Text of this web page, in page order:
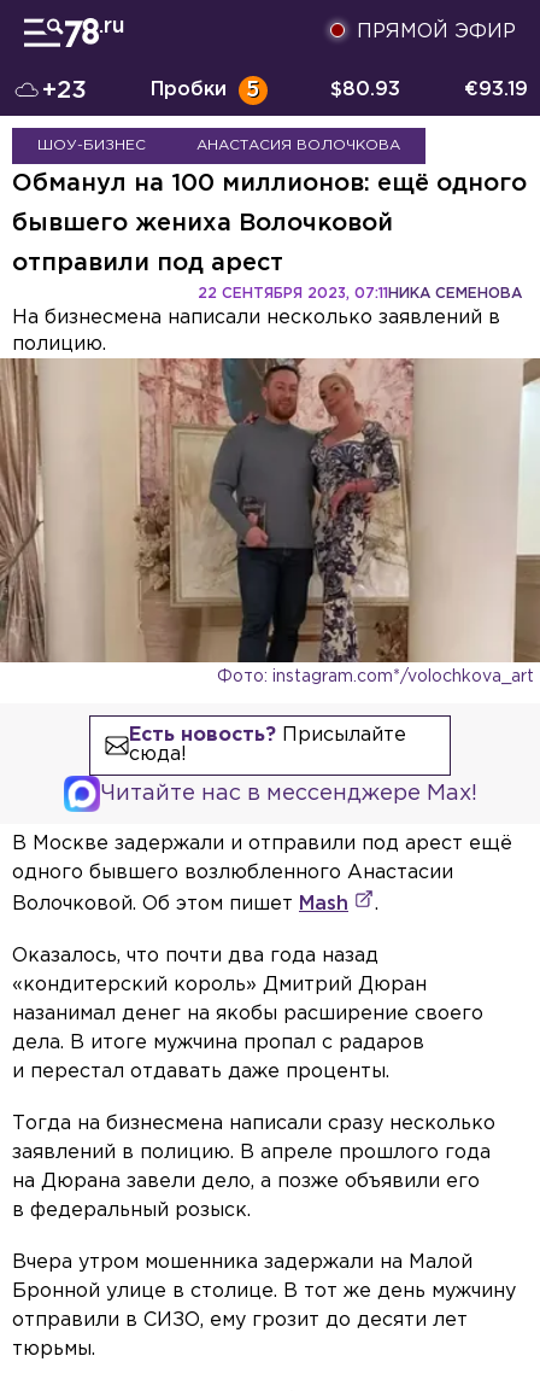
ПРЯМОЙ ЭФИР
+23 Пробки 5 $80.93 €93.19
ШОУ-БИЗНЕС АНАСТАСИЯ ВОЛОЧКОВА
Обманул на 100 миллионов: ещё одного
бывшего жениха Волочковой
отправили под арест
НИКА СЕМЕНОВА
22 СЕНТЯБРЯ 2023, 07:11
На бизнесмена написали несколько заявлений в
полицию.
Фото: instagram.com*/volochkova_art
Есть новость?Присылайте
сюда!
Читайте нас в мессенджере Max!
В Москве задержали и отправили под арест ещё
одного бывшего возлюбленного Анастасии
Волочковой. Об этом пишет Mash .
Оказалось, что почти два года назад
«кондитерский король» Дмитрий Дюран
назанимал денег на якобы расширение своего
дела. В итоге мужчина пропал с радаров
и перестал отдавать даже проценты.
Тогда на бизнесмена написали сразу несколько
заявлений в полицию. В апреле прошлого года
на Дюрана завели дело, а позже объявили его
в федеральный розыск.
Вчера утром мошенника задержали на Малой
Бронной улице в столице. В тот же день мужчину
отправили в СИЗО, ему грозит до десяти лет
тюрьмы.